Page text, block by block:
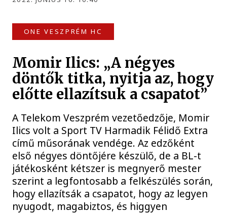
ONE VESZPRÉM HC
Momir Ilics: „A négyes
döntők titka, nyitja az, hogy
előtte ellazítsuk a csapatot”
A Telekom Veszprém vezetőedzője, Momir
Ilics volt a Sport TV Harmadik Félidő Extra
című műsorának vendége. Az edzőként
első négyes döntőjére készülő, de a BL-t
játékosként kétszer is megnyerő mester
szerint a legfontosabb a felkészülés során,
hogy ellazítsák a csapatot, hogy az legyen
nyugodt, magabiztos, és higgyen